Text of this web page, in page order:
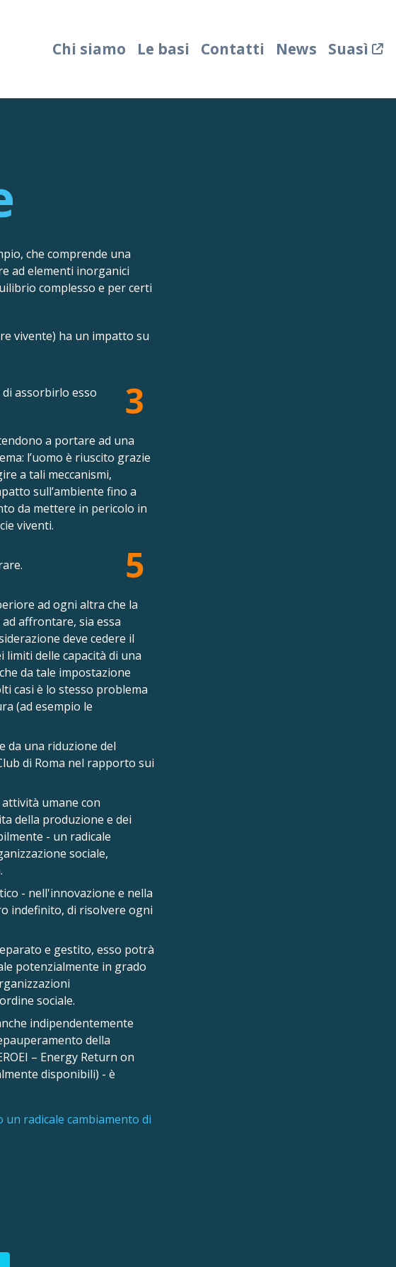
Chi siamo Le basi Contatti News Suasì
che comprende una
ad elementi inorganici
complesso e per certi
vivente) ha un impatto su
assorbirlo esso
3
a portare ad una
l’uomo è riuscito grazie
a tali meccanismi,
sull’ambiente fino a
da mettere in pericolo in
viventi.
5
ad ogni altra che la
affrontare, sia essa
deve cedere il
limiti delle capacità di una
da tale impostazione
casi è lo stesso problema
(ad esempio le
da una riduzione del
di Roma nel rapporto sui
umane con
della produzione e dei
- un radicale
sociale,
- nell'innovazione e nella
indefinito, di risolvere ogni
e gestito, esso potrà
potenzialmente in grado
sociale.
indipendentemente
della
– Energy Return on
disponibili) - è
un radicale cambiamento di